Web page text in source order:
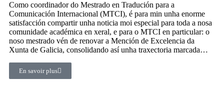
Como coordinador do Mestrado en Tradución para a
Comunicación Internacional (MTCI), é para min unha enorme
satisfacción compartir unha noticia moi especial para toda a nosa
comunidade académica en xeral, e para o MTCI en particular: o
noso mestrado vén de renovar a Mención de Excelencia da
Xunta de Galicia, consolidando así unha traxectoria marcada…
En savoir plus